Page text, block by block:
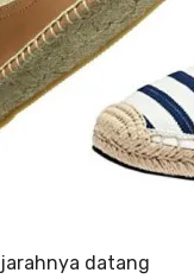
datang